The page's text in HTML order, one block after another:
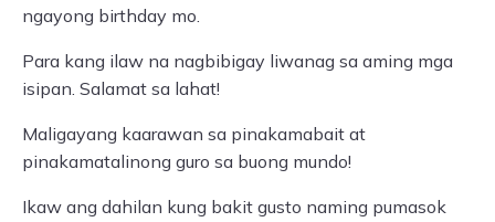
ngayong birthday mo.
Para kang ilaw na nagbibigay liwanag sa aming mga
isipan. Salamat sa lahat!
Maligayang kaarawan sa pinakamabait at
pinakamatalinong guro sa buong mundo!
Ikaw ang dahilan kung bakit gusto naming pumasok